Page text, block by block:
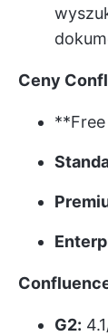
Ceny
**Free
G2: